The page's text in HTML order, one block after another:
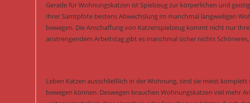
Gerade für Wohnungskatzen ist Spielzeug zur körperlichen und
Ihrer Samtpfote bestens Abwechslung im manchmal langweiligen
bewegen. Die Anschaffung von Katzenspielzeug kommt nicht nur
anstrengendem Arbeitstag gibt es manchmal sicher nichts
Leben Katzen ausschließlich in der Wohnung, sind sie meist
bewegen können. Deswegen brauchen Wohnungskatzen viel mehr